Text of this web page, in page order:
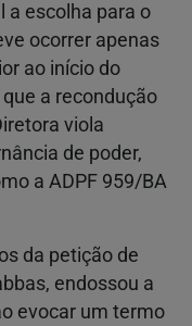
a escolha para o
ocorrer apenas
ao início do
a recondução
viola
de poder,
a ADPF 959/BA
da petição de
endossou a
evocar um termo